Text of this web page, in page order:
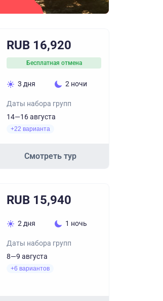
RUB 16,920
Бесплатная отмена
3 дня 2 ночи
Даты набора групп
14—16 августа
+22 варианта
Смотреть тур
RUB 15,940
2 дня 1 ночь
Даты набора групп
8—9 августа
+6 вариантов